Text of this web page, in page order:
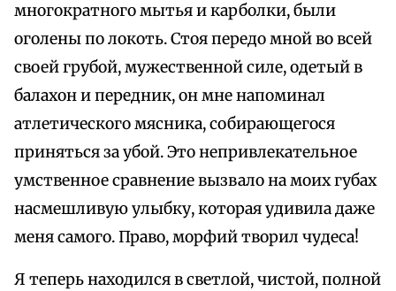
многократного мытья и карболки, были
оголены по локоть. Стоя передо мной во всей
своей грубой, мужественной силе, одетый в
балахон и передник, он мне напоминал
атлетического мясника, собирающегося
приняться за убой. Это непривлекательное
умственное сравнение вызвало на моих губах
насмешливую улыбку, которая удивила даже
меня самого. Право, морфий творил чудеса!
Я теперь находился в светлой, чистой, полной